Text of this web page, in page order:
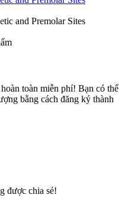
and Premolar Sites
toàn miễn phí! Bạn có thể
bằng cách đăng ký thành
được chia sẻ!